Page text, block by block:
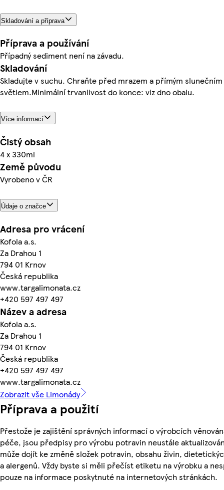
Skladování a příprava
Příprava a používání
Případný sediment není na závadu.
Skladování
Skladujte v suchu. Chraňte před mrazem a přímým slunečním
světlem.Minimální trvanlivost do konce: viz dno obalu.
Více informací
Čistý obsah
4 x 330ml
Země původu
Vyrobeno v ČR
Údaje o značce
Adresa pro vrácení
Kofola a.s.
Za Drahou 1
794 01 Krnov
Česká republika
www.targalimonata.cz
+420 597 497 497
Název a adresa
Kofola a.s.
Za Drahou 1
794 01 Krnov
Česká republika
+420 597 497 497
www.targalimonata.cz
Zobrazit vše Limonády
Příprava a použití
Přestože je zajištění správných informací o výrobcích
péče, jsou předpisy pro výrobu potravin neustále
může dojít ke změně složek potravin, obsahu živin,
a alergenů. Vždy byste si měli přečíst etiketu na výrobku a
pouze na informace poskytnuté na internetových stránkách.